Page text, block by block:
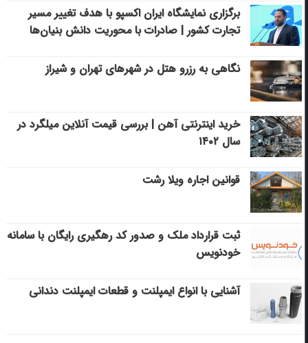
برگزاری نمایشگاه ایران اکسپو با هدف تغییر مسیر
تجارت کشور | صادرات با محوریت دانش بنیان‌ها
نگاهی به رزرو هتل در شهرهای تهران و شیراز
خرید اینترنتی آهن | بررسی قیمت آنلاین میلگرد در
سال ۱۴۰۲
قوانین اجاره ویلا رشت
ثبت قرارداد ملک و صدور کد رهگیری رایگان با سامانه
خودنویس
آشنایی با انواع ایمپلنت و قطعات ایمپلنت دندانی